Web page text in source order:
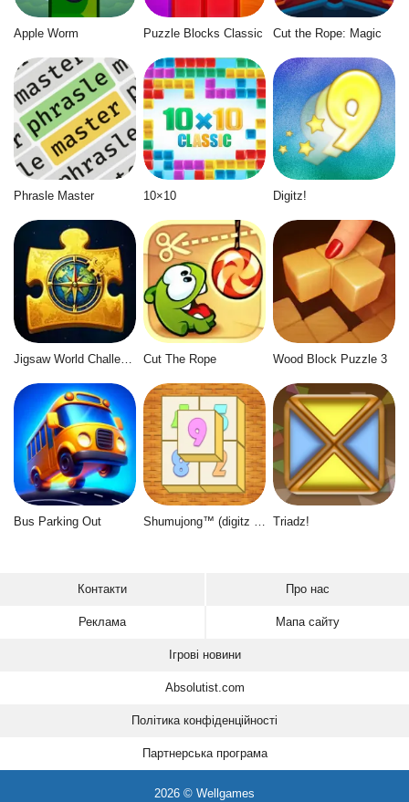
Apple Worm Puzzle Blocks Classic Cut the Rope: Magic
Phrasle Master 10×10 Digitz!
Cut The Rope Wood Block Puzzle 3
Bus Parking Out Triadz!
Контакти Про нас
Реклама Мапа сайту
Ігрові новини
Absolutist.com
Політика конфіденційності
Партнерська програма
2026 © Wellgames